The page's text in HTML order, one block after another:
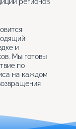
регионов
и
Мы готовы
по
на каждом